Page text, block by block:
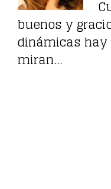
buenos y
dinámicas
miran…